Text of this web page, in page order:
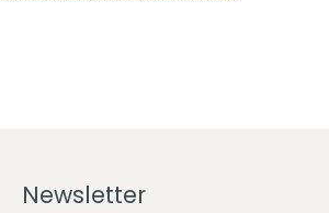
Newsletter